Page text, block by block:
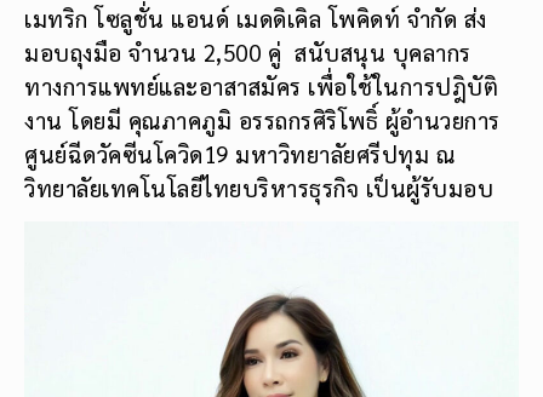
เมทริก โซลูชั่น แอนด์ เมดดิเคิล โพคิดท์ จำกัด ส่ง
มอบถุงมือ จำนวน 2,500 คู่ สนับสนุน บุคลากร
ทางการแพทย์และอาสาสมัคร เพื่อใช้ในการปฎิบัติ
งาน โดยมี คุณภาคภูมิ อรรถกรศิริโพธิ์ ผู้อำนวยการ
ศูนย์ฉีดวัคซีนโควิด19 มหาวิทยาลัยศรีปทุม ณ
วิทยาลัยเทคโนโลยีไทยบริหารธุรกิจ เป็นผู้รับมอบ